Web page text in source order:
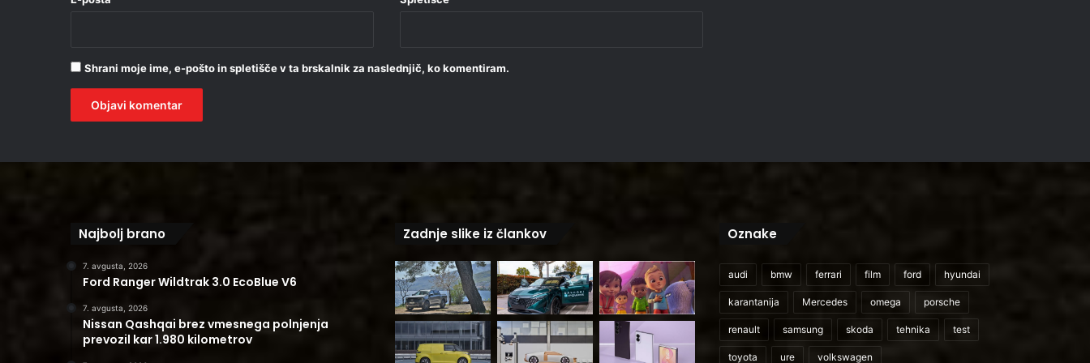
Shrani moje ime, e-pošto in spletišče v ta brskalnik za naslednjič, ko komentiram.
Najbolj brano
7. avgusta, 2026
Ford Ranger Wildtrak 3.0 EcoBlue V6
7. avgusta, 2026
Nissan Qashqai brez vmesnega polnjenja
prevozil kar 1.980 kilometrov
Zadnje slike iz člankov Oznake
audi bmw ferrari film ford hyundai
karantanija Mercedes omega porsche
renault samsung skoda tehnika test
toyota ure volkswagen